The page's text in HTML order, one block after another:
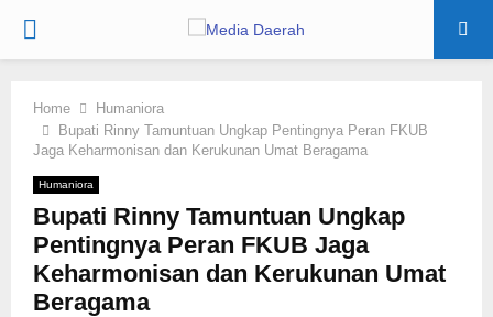
PRIMARY
Home
Humaniora
Bupati Rinny Tamuntuan Ungkap Pentingnya Peran FKUB
Jaga Keharmonisan dan Kerukunan Umat Beragama
Humaniora
Bupati Rinny Tamuntuan Ungkap
Pentingnya Peran FKUB Jaga
Keharmonisan dan Kerukunan Umat
Beragama